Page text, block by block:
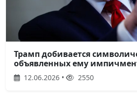
Трамп добивается
объявленных ему
12.06.2026 • 2550